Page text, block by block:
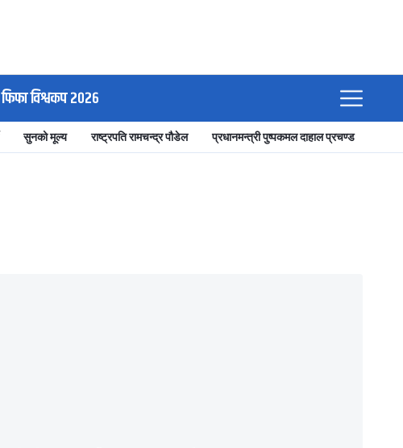
फिफा विश्वकप २०२६
सुनको मूल्य राष्ट्रपति रामचन्द्र पौडेल प्रधानमन्त्री पुष्पकमल दाहाल प्रचण्ड